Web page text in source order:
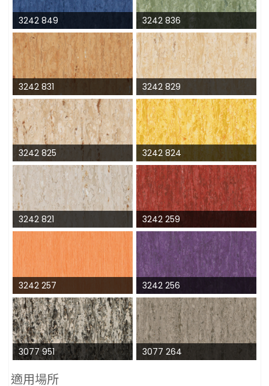
3242 849 3242 836
3242 831 3242 829
3242 825 3242 824
3242 821 3242 259
3242 257 3242 256
3077 951 3077 264
適用場所